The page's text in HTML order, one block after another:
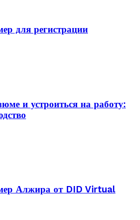
для регистрации
и устроиться на работу:
Алжира от DID Virtual